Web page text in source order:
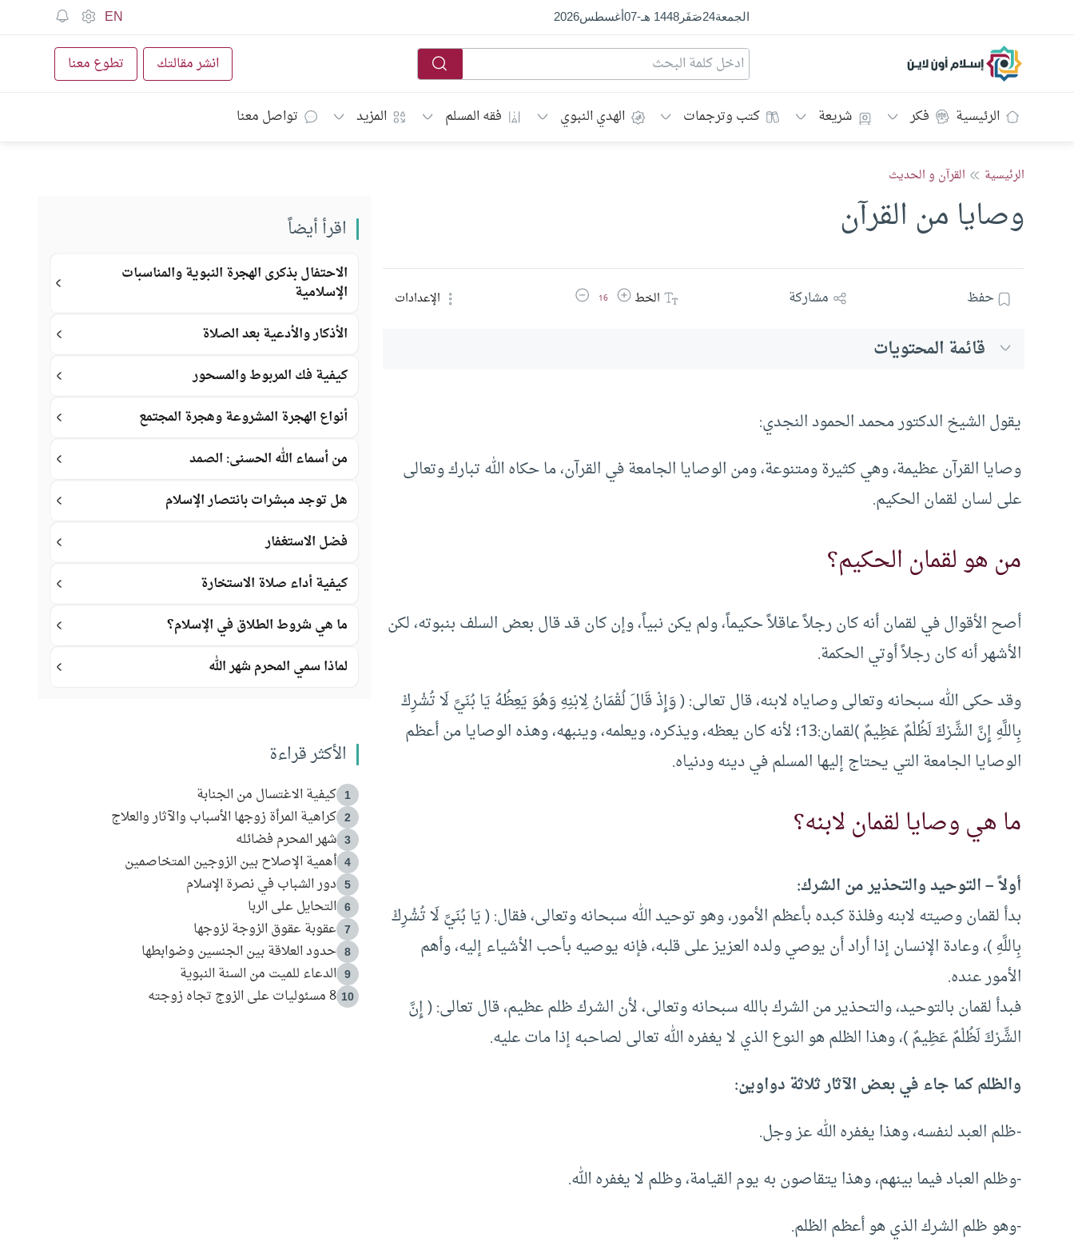
الجمعة24صَفَر1448 هـ -
07أغسطس2026
EN
إسلام أون لاين انشر مقالتك تطوع معنا
الرئيسية فكر شريعة كتب وترجمات الهدي النبوي فقه المسلم المزيد تواصل معنا
الرئيسية القرآن و الحديث
وصايا من القرآن
حفظ مشاركة الخطزيادة حجم الخط
16 تقليل حجم الخط الإعدادات
قائمة المحتويات
يقول الشيخ الدكتور محمد الحمود النجدي:
وصايا القرآن عظيمة، وهي كثيرة ومتنوعة، ومن الوصايا الجامعة في القرآن، ما حكاه الله تبارك وتعالى
على لسان لقمان الحكيم.
من هو لقمان الحكيم؟
أصح الأقوال في لقمان أنه كان رجلاً عاقلاً حكيماً، ولم يكن نبياً، وإن كان قد قال بعض السلف بنبوته، لكن
الأشهر أنه كان رجلاً أوتي الحكمة.
وقد حكى الله سبحانه وتعالى وصاياه لابنه، قال تعالى: ( وَإِذْ قَالَ لُقْمَانُ لِابْنِهِ وَهُوَ يَعِظُهُ يَا بُنَيَّ لَا تُشْرِكْ
بِاللَّهِ إِنَّ الشِّرْكَ لَظُلْمٌ عَظِيمٌ )لقمان:13؛ لأنه كان يعظه، ويذكره، ويعلمه، وينبهه، وهذه الوصايا من أعظم
الوصايا الجامعة التي يحتاج إليها المسلم في دينه ودنياه.
ما هي وصايا لقمان لابنه؟
أولاً – التوحيد والتحذير من الشرك:
بدأ لقمان وصيته لابنه وفلذة كبده بأعظم الأمور، وهو توحيد الله سبحانه وتعالى، فقال: ( يَا بُنَيَّ لَا تُشْرِكْ
بِاللَّهِ )، وعادة الإنسان إذا أراد أن يوصي ولده العزيز على قلبه، فإنه يوصيه بأحب الأشياء إليه، وأهم
الأمور عنده.
فبدأ لقمان بالتوحيد، والتحذير من الشرك بالله سبحانه وتعالى، لأن الشرك ظلم عظيم، قال تعالى: ( إِنَّ
الشِّرْكَ لَظُلْمٌ عَظِيمٌ )، وهذا الظلم هو النوع الذي لا يغفره الله تعالى لصاحبه إذا مات عليه.
والظلم كما جاء في بعض الآثار ثلاثة دواوين:
-ظلم العبد لنفسه، وهذا يغفره الله عز وجل.
-وظلم العباد فيما بينهم، وهذا يتقاصون به يوم القيامة، وظلم لا يغفره الله.
-وهو ظلم الشرك الذي هو أعظم الظلم.
اقرأ أيضاً
الاحتفال بذكرى الهجرة النبوية والمناسبات
الإسلامية
الأذكار والأدعية بعد الصلاة
كيفية فك المربوط والمسحور
أنواع الهجرة المشروعة وهجرة المجتمع
من أسماء الله الحسنى: الصمد
هل توجد مبشرات بانتصار الإسلام
فضل الاستغفار
كيفية أداء صلاة الاستخارة
ما هي شروط الطلاق في الإسلام؟
لماذا سمي المحرم شهر الله
الأكثر قراءة
1 كيفية الاغتسال من الجنابة
2 كراهية المرأة زوجها الأسباب والآثار والعلاج
3 شهر المحرم فضائله
4 أهمية الإصلاح بين الزوجين المتخاصمين
5 دور الشباب في نصرة الإسلام
6 التحايل على الربا
7 عقوبة عقوق الزوجة لزوجها
8 حدود العلاقة بين الجنسين وضوابطها
9 الدعاء للميت من السنة النبوية
10 8 مسئوليات على الزوج تجاه زوجته